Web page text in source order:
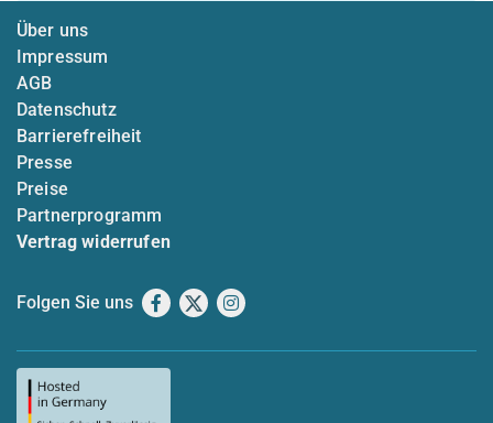
Über uns
Impressum
AGB
Datenschutz
Barrierefreiheit
Presse
Preise
Partnerprogramm
Vertrag widerrufen
Folgen Sie uns Facebook
X Instagram